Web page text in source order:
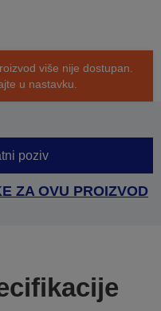
više nije dostupan.
u nastavku.
poziv
ZA OVU PROIZVOD